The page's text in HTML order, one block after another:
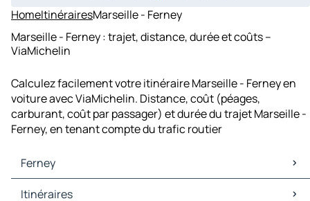
HomeItinérairesMarseille - Ferney
Marseille - Ferney : trajet, distance, durée et coûts –
ViaMichelin
Calculez facilement votre itinéraire Marseille - Ferney en
voiture avec ViaMichelin. Distance, coût (péages,
carburant, coût par passager) et durée du trajet Marseille -
Ferney, en tenant compte du trafic routier
Ferney
Ferney Cartes et plans
Itinéraires